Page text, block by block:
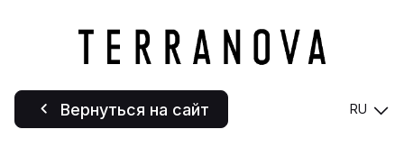
Вернуться на сайт RU